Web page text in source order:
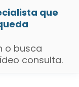
que
o busca
consulta.